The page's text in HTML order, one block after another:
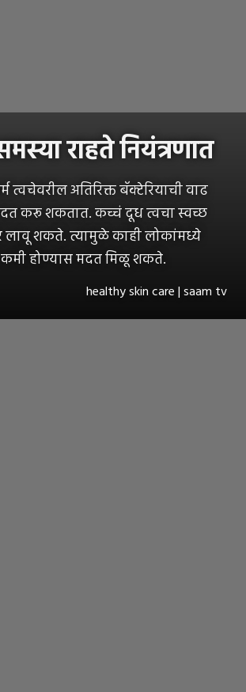
राहते नियंत्रणात
अतिरिक्त बॅक्टेरियाची वाढ
करू शकतात. कच्चं दूध त्वचा स्वच्छ
लावू शकते. त्यामुळे काही लोकांमध्ये
होण्यास मदत मिळू शकते.
healthy skin care | saam tv